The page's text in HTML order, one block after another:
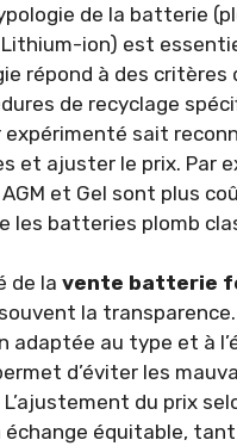
de la batterie
Lithium-ion) est
répond à des
de recyclage
expérimenté sait
et ajuster le prix. Par
et Gel sont plus
les batteries plomb
de la vente batterie
la transparence.
adaptée au type et à
d’éviter les
L’ajustement du prix
échange équitable,